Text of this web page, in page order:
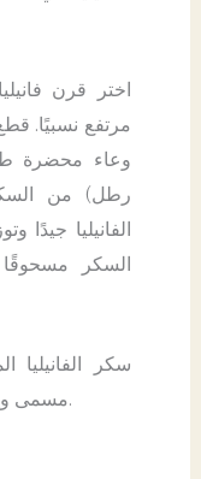
اختر قرن
مرتفع نسبيًا.
رطل) من
الفانيليا
السكر
سكر الفانيليا
مسمى ويستخدم كما تستخدم السكر العادي.